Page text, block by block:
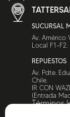
SUCURSAL
Av. Américo
Local F1-F2.
REPUESTOS
Av. Pdte.
Chile.
IR CON
(Entrada
Términos